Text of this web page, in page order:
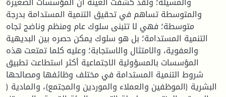
والمتوسطة تساهم في تحقيق التنمية المستدامة بدرجة
متوسطة؛ فهي لا تتبنى سلوك عام ومنظم وناضج تجاه
التنمية المستدامة؛ بل هو سلوك يمكن حصره بين البديهية
والعفوية، والامتثال والاستجابة؛ وعليه كلما تمتعت هذه
المؤسسات بالمسؤولية الاجتماعية أكثر استطاعت تطبيق
شروط التنمية المستدامة في مختلف وظائفها ومصالحها
البشرية (الموظفين والعملاء والموردين والمجتمع)، والمادية (